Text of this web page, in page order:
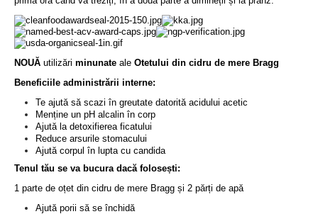
NOUĂ utilizări minunate ale Otetului din cidru de mere Bragg
Beneficiile administrării interne:
Te ajută să scazi în greutate datorită acidului acetic
Menține un pH alcalin în corp
Ajută la detoxifierea ficatului
Reduce arsurile stomacului
Ajută corpul în lupta cu candida
Tenul tău se va bucura dacă folosești:
1 parte de oțet din cidru de mere Bragg și 2 părți de apă
Ajută porii să se închidă